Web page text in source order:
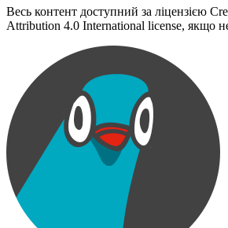
Весь контент доступний за ліцензією
Attribution 4.0 International license, якщо